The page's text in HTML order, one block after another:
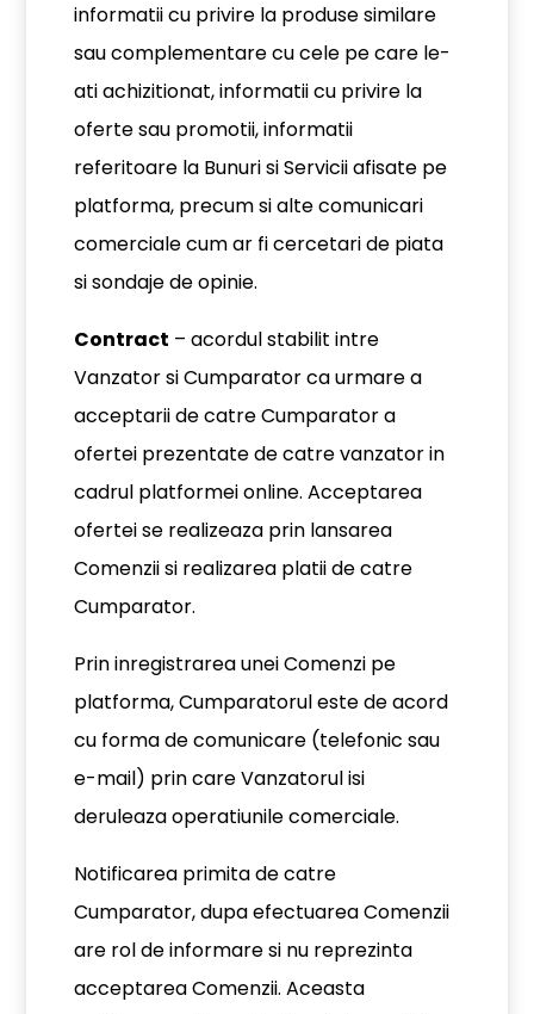
informatii cu privire la produse similare
sau complementare cu cele pe care le-
ati achizitionat, informatii cu privire la
oferte sau promotii, informatii
referitoare la Bunuri si Servicii afisate pe
platforma, precum si alte comunicari
comerciale cum ar fi cercetari de piata
si sondaje de opinie.
Contract – acordul stabilit intre
Vanzator si Cumparator ca urmare a
acceptarii de catre Cumparator a
ofertei prezentate de catre vanzator in
cadrul platformei online. Acceptarea
ofertei se realizeaza prin lansarea
Comenzii si realizarea platii de catre
Cumparator.
Prin inregistrarea unei Comenzi pe
platforma, Cumparatorul este de acord
cu forma de comunicare (telefonic sau
e-mail) prin care Vanzatorul isi
deruleaza operatiunile comerciale.
Notificarea primita de catre
Cumparator, dupa efectuarea Comenzii
are rol de informare si nu reprezinta
acceptarea Comenzii. Aceasta